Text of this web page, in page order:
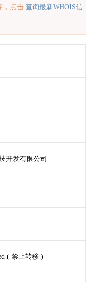
，点击查询最新WHOIS信
开发有限公司
( 禁止转移 )